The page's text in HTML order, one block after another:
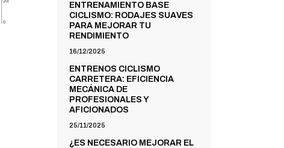
ENTRENAMIENTO BASE
CICLISMO: RODAJES SUAVES
PARA MEJORAR TU
RENDIMIENTO
16/12/2025
ENTRENOS CICLISMO
CARRETERA: EFICIENCIA
MECÁNICA DE
PROFESIONALES Y
AFICIONADOS
25/11/2025
¿ES NECESARIO MEJORAR EL